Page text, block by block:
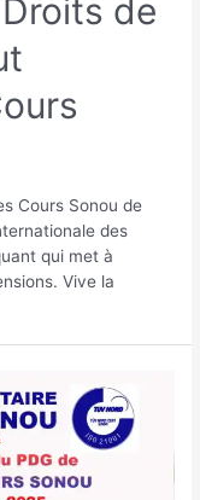
de
Cours Sonou de
des
qui met à
Vive la